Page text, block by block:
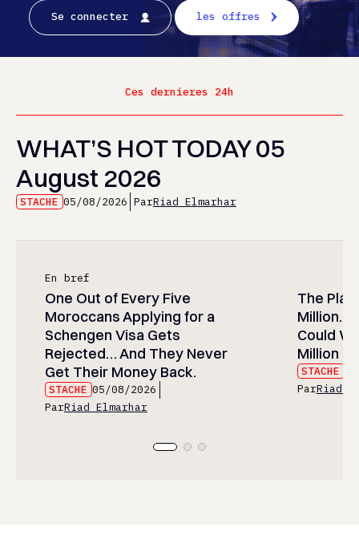
Se connecter les offres
Ces dernieres 24h
WHAT’S HOT TODAY 05
August 2026
STACHE 05/08/2026 ParRiad Elmarhar
En bref
One Out of Every Five
Moroccans Applying for a
Schengen Visa Gets
Rejected… And They Never
Get Their Money Back.
STACHE 05/08/2026
ParRiad Elmarhar
The
Million…
Could
Million
STACHE
ParRiad